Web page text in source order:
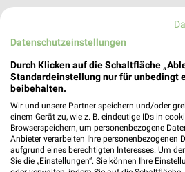
56856 Zell
Heute 09:00 - 19:00
Ernsting's family
Römerstraße 1
54411 Hermeskeil
Datenschutzeinstellungen
Durch Klicken auf die Schaltfläche
Standardeinstellung nur für unbedingt
beibehalten.
Wir und unsere Partner speichern und/oder
einem Gerät zu, wie z. B. eindeutige IDs in
Browserspeichern, um personenbezogene
Anbieter verarbeiten Ihre personenbezogenen
aufgrund eines berechtigten Interesses. Um
Sie die „Einstellungen“. Sie können Ihre